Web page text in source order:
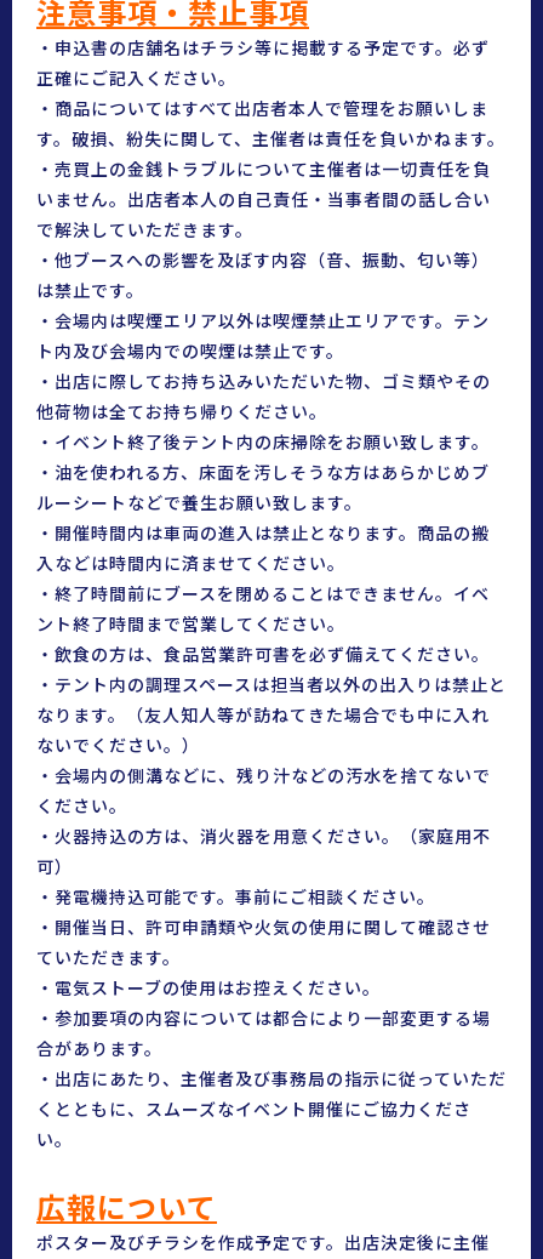
注意事項・禁止事項
・申込書の店舗名はチラシ等に掲載する予定です。必ず
正確にご記入ください。
・商品についてはすべて出店者本人で管理をお願いしま
す。破損、紛失に関して、主催者は責任を負いかねます。
・売買上の金銭トラブルについて主催者は一切責任を負
いません。出店者本人の自己責任・当事者間の話し合い
で解決していただきます。
・他ブースへの影響を及ぼす内容（音、振動、匂い等）
は禁止です。
・会場内は喫煙エリア以外は喫煙禁止エリアです。テン
ト内及び会場内での喫煙は禁止です。
・出店に際してお持ち込みいただいた物、ゴミ類やその
他荷物は全てお持ち帰りください。
・イベント終了後テント内の床掃除をお願い致します。
・油を使われる方、床面を汚しそうな方はあらかじめブ
ルーシートなどで養生お願い致します。
・開催時間内は車両の進入は禁止となります。商品の搬
入などは時間内に済ませてください。
・終了時間前にブースを閉めることはできません。イベ
ント終了時間まで営業してください。
・飲食の方は、食品営業許可書を必ず備えてください。
・テント内の調理スペースは担当者以外の出入りは禁止と
なります。（友人知人等が訪ねてきた場合でも中に入れ
ないでください。）
・会場内の側溝などに、残り汁などの汚水を捨てないで
ください。
・火器持込の方は、消火器を用意ください。（家庭用不
可）
・発電機持込可能です。事前にご相談ください。
・開催当日、許可申請類や火気の使用に関して確認させ
ていただきます。
・電気ストーブの使用はお控えください。
・参加要項の内容については都合により一部変更する場
合があります。
・出店にあたり、主催者及び事務局の指示に従っていただ
くとともに、スムーズなイベント開催にご協力くださ
い。
広報について
ポスター及びチラシを作成予定です。出店決定後に主催